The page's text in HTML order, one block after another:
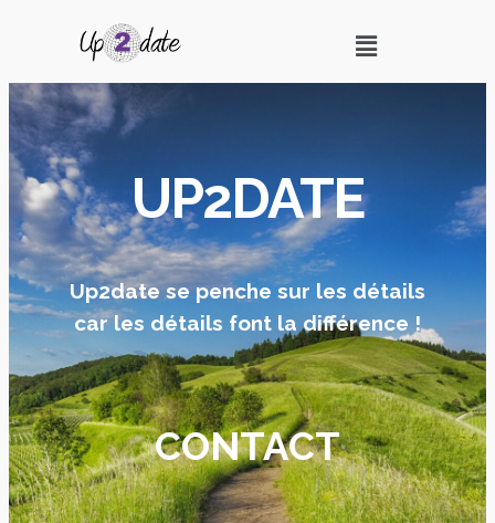
UP2DATE
Up2date se penche sur les détails
car les détails font la différence !
CONTACT